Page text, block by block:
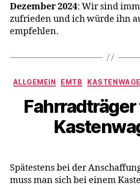
Dezember 2024: Wir sind
zufrieden und ich würde ihn
empfehlen.
ALLGEMEIN EMTB
Spätestens bei der
muss man sich bei einem